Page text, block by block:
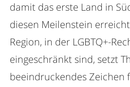
damit das erste Land in
diesen Meilenstein
Region, in der LGBTQ+-
eingeschränkt sind, setzt
beeindruckendes Zeichen